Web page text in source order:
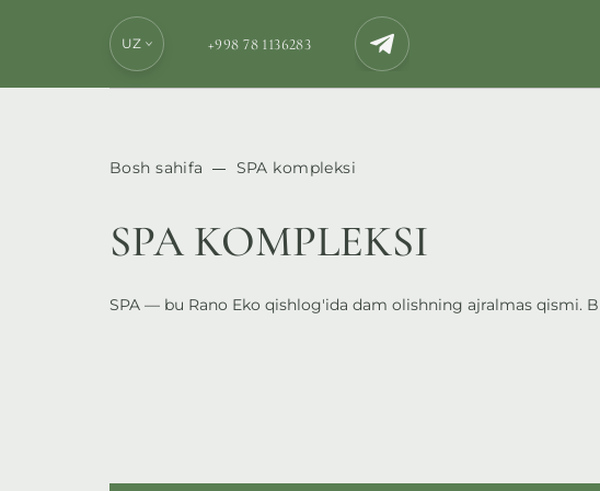
UZ +998 78 1136283
Bosh sahifa SPA kompleksi
SPA KOMPLEKSI
SPA — bu Rano Eko qishlog'ida dam olishning ajralmas